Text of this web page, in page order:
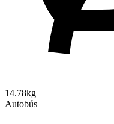
14.78kg
Autobús